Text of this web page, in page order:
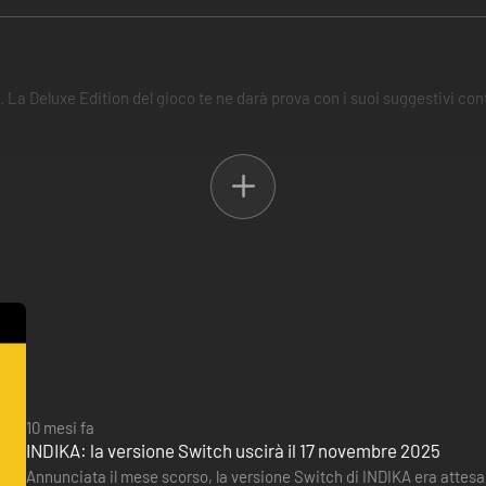
La Deluxe Edition del gioco te ne darà prova con i suoi suggestivi
in formato MP3 e WAV.
mondo di gioco. I bozzetti includono i personaggi, le creature e
10 mesi fa
INDIKA: la versione Switch uscirà il 17 novembre 2025
Annunciata il mese scorso, la versione Switch di INDIKA era